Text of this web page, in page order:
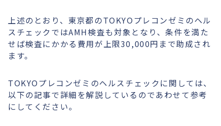
上述のとおり、東京都のTOKYOプレコンゼミのヘル
スチェックではAMH検査も対象となり、条件を満た
せば検査にかかる費用が上限30,000円まで助成され
ます。
TOKYOプレコンゼミのヘルスチェックに関しては、
以下の記事で詳細を解説しているのであわせて参考
にしてください。